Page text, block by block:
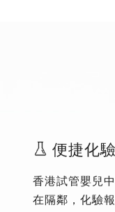
便捷化
香港試管嬰兒
在隔鄰，化驗